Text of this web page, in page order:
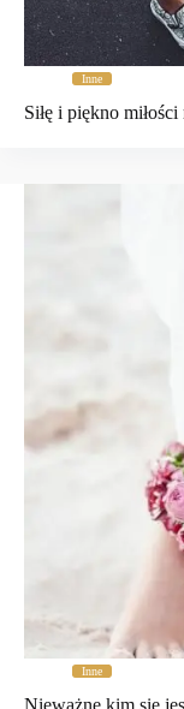
Inne
Siłę i piękno
Inne